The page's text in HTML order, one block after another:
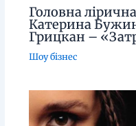
Головна
Катерина
Грицкан –
Шоу бізнес